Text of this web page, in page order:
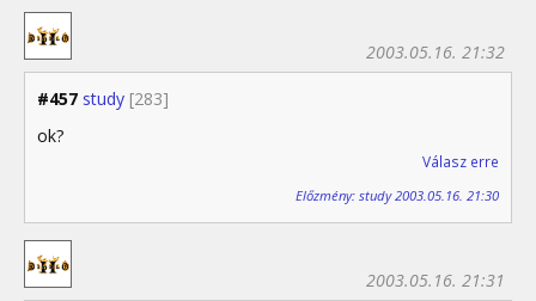
#457 study [283]
2003.05.16. 21:32
ok?
Válasz erre
Előzmény: study 2003.05.16. 21:30
2003.05.16. 21:31